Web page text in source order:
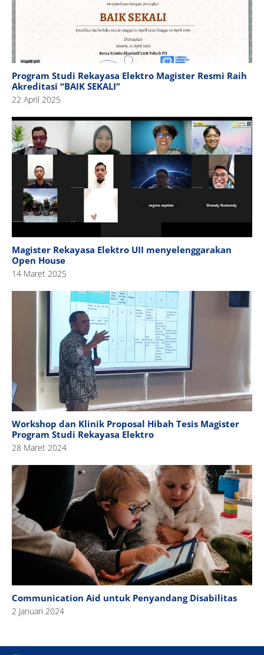
Program Studi Rekayasa Elektro Magister Resmi Raih
Akreditasi “BAIK SEKALI”
22 April 2025
Magister Rekayasa Elektro UII menyelenggarakan
Open House
14 Maret 2025
Workshop dan Klinik Proposal Hibah Tesis Magister
Program Studi Rekayasa Elektro
28 Maret 2024
Communication Aid untuk Penyandang Disabilitas
2 Januari 2024